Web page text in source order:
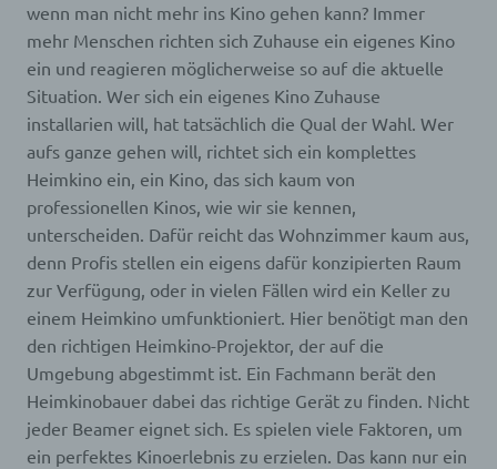
wenn man nicht mehr ins Kino gehen kann? Immer
mehr Menschen richten sich Zuhause ein eigenes Kino
ein und reagieren möglicherweise so auf die aktuelle
Situation. Wer sich ein eigenes Kino Zuhause
installarien will, hat tatsächlich die Qual der Wahl. Wer
aufs ganze gehen will, richtet sich ein komplettes
Heimkino ein, ein Kino, das sich kaum von
professionellen Kinos, wie wir sie kennen,
unterscheiden. Dafür reicht das Wohnzimmer kaum aus,
denn Profis stellen ein eigens dafür konzipierten Raum
zur Verfügung, oder in vielen Fällen wird ein Keller zu
einem Heimkino umfunktioniert. Hier benötigt man den
den richtigen Heimkino-Projektor, der auf die
Umgebung abgestimmt ist. Ein Fachmann berät den
Heimkinobauer dabei das richtige Gerät zu finden. Nicht
jeder Beamer eignet sich. Es spielen viele Faktoren, um
ein perfektes Kinoerlebnis zu erzielen. Das kann nur ein